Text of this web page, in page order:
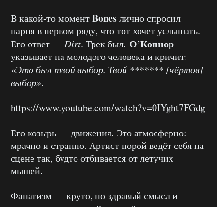
В какой-то моментBonesлично спросил
парня в первом ряду, что тот хочет услышать.
Его ответ — Dirt. Трек был. О’Коннор
указывает на молодого человека и кричит:
«Это был твой выбор. Твой ******* [чёртов]
выбор».
https://www.youtube.com/watch?v=0IYght7FGdg
Его козырь — движения. Это атмосферно:
мрачно и странно. Артист порой ведёт себя на
сцене так, будто отбивается от летучих
мышей.
Фанатизм — круто, но здравый смысл и